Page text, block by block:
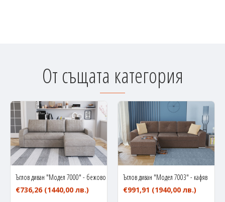
От същата категория
Ъглов диван "Модел 7000" - бежово
€736,26 (1440,00 лв.)
Ъглов диван "Модел 7003" - кафяв
€991,91 (1940,00 лв.)